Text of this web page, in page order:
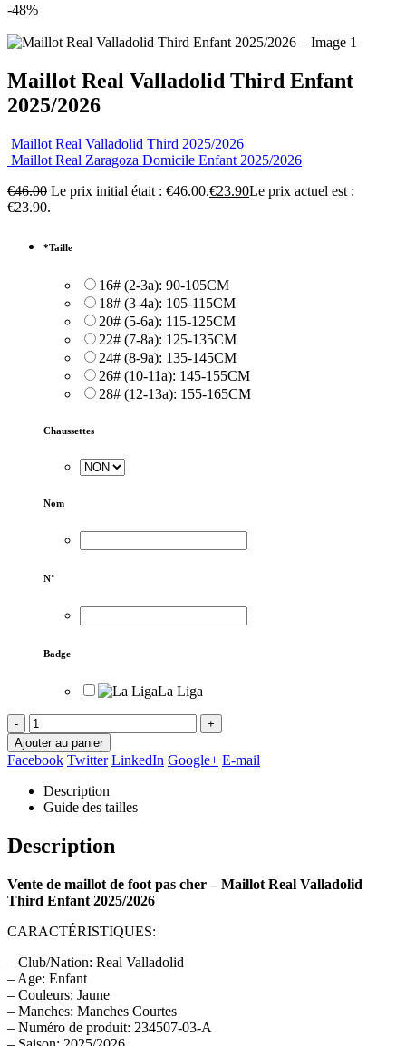
-48%
Maillot Real Valladolid Third Enfant
2025/2026
Maillot Real Valladolid Third 2025/2026
Maillot Real Zaragoza Domicile Enfant 2025/2026
€46.00 Le prix initial était : €46.00.€23.90Le prix actuel est :
€23.90.
*Taille
16# (2-3a): 90-105CM
18# (3-4a): 105-115CM
20# (5-6a): 115-125CM
22# (7-8a): 125-135CM
24# (8-9a): 135-145CM
26# (10-11a): 145-155CM
28# (12-13a): 155-165CM
Chaussettes
Nom
N°
Badge
La Liga
-
+
Ajouter au panier
Facebook Twitter LinkedIn Google+ E-mail
Description
Guide des tailles
Description
Vente de maillot de foot pas cher – Maillot Real Valladolid
Third Enfant 2025/2026
CARACTÉRISTIQUES:
– Club/Nation: Real Valladolid
– Age: Enfant
– Couleurs: Jaune
– Manches: Manches Courtes
– Numéro de produit: 234507-03-A